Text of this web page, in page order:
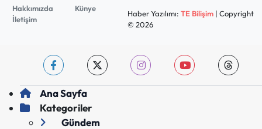
Hakkımızda
Künye
İletişim
Haber Yazılımı: TE Bilişim| Copyright
© 2026
Ana Sayfa
Kategoriler
Gündem